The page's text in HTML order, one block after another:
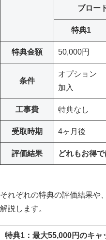
ブロー
特典1
特典金額 50,000円
条件
オプション
加入
工事費 特典なし
受取時期 4ヶ月後
評価結果 どれもお得
それぞれの特典の評価結果や
解説します。
特典1：最大55,000円のキャ